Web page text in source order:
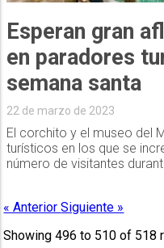
Esperan gran
en paradores
semana santa
22 de marzo de 2023
El corchito y el museo del
turísticos en los que se
número de visitantes
« AnteriorSiguiente »
Showing496 to 510 of 518